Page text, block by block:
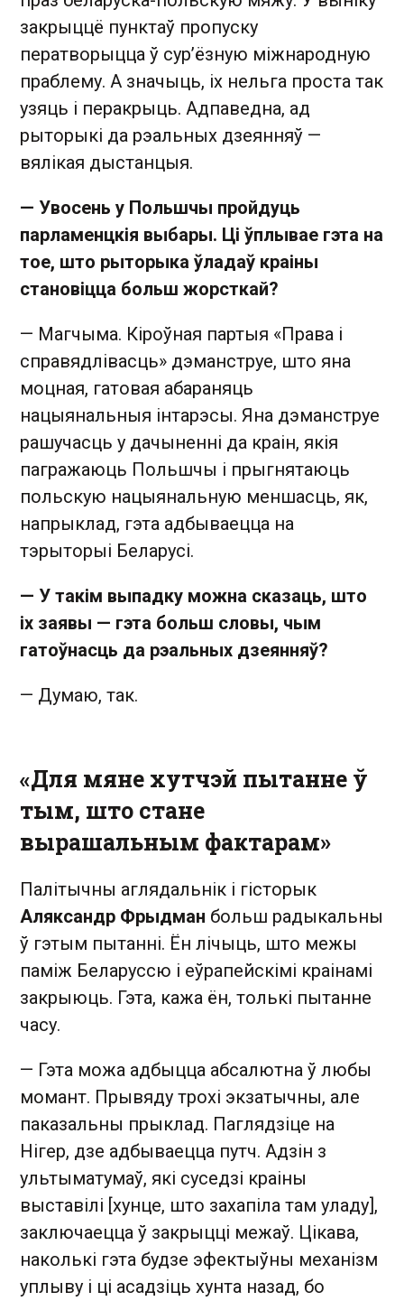
закрыццё пунктаў пропуску
ператворыцца ў сур’ёзную міжнародную
праблему. А значыць, іх нельга проста так
узяць і перакрыць. Адпаведна, ад
рыторыкі да рэальных дзеянняў —
вялікая дыстанцыя.
— Увосень у Польшчы пройдуць
парламенцкія выбары. Ці ўплывае гэта на
тое, што рыторыка ўладаў краіны
становіцца больш жорсткай?
— Магчыма. Кіроўная партыя «Права і
справядлівасць» дэманструе, што яна
моцная, гатовая абараняць
нацыянальныя інтарэсы. Яна дэманструе
рашучасць у дачыненні да краін, якія
пагражаюць Польшчы і прыгнятаюць
польскую нацыянальную меншасць, як,
напрыклад, гэта адбываецца на
тэрыторыі Беларусі.
— У такім выпадку можна сказаць, што
іх заявы — гэта больш словы, чым
гатоўнасць да рэальных дзеянняў?
— Думаю, так.
«Для мяне хутчэй пытанне ў
тым, што стане
вырашальным фактарам»
Палітычны аглядальнік і гісторык
Аляксандр Фрыдман больш радыкальны
ў гэтым пытанні. Ён лічыць, што межы
паміж Беларуссю і еўрапейскімі краінамі
закрыюць. Гэта, кажа ён, толькі пытанне
часу.
— Гэта можа адбыцца абсалютна ў любы
момант. Прывяду трохі экзатычны, але
паказальны прыклад. Паглядзіце на
Нігер, дзе адбываецца путч. Адзін з
ультыматумаў, які суседзі краіны
выставілі [хунце, што захапіла там уладу],
заключаецца ў закрыцці межаў. Цікава,
наколькі гэта будзе эфектыўны механізм
уплыву і ці асадзіць хунта назад, бо